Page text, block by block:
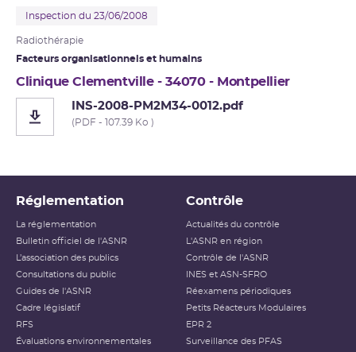
Inspection du 23/06/2008
Radiothérapie
Facteurs organisationnels et humains
Clinique Clementville - 34070 - Montpellier
INS-2008-PM2M34-0012.pdf
(PDF - 107.39 Ko )
Réglementation
La réglementation
Bulletin officiel de l'ASNR
L’association des publics
Consultations du public
Guides de l'ASNR
Cadre législatif
RFS
Évaluations environnementales
Contrôle
Actualités du contrôle
L'ASNR en région
Contrôle de l'ASNR
INES et ASN-SFRO
Réexamens périodiques
Petits Réacteurs Modulaires
EPR 2
Surveillance des PFAS